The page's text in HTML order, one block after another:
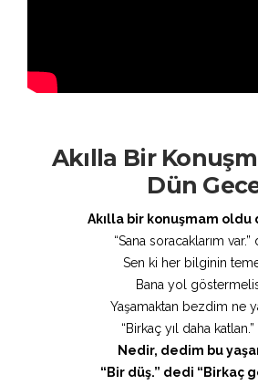
Akılla Bir
Dün
Akılla bir konuşmam oldu
“Sana soracaklarım var.”
Sen ki her bilginin
Bana yol
Yaşamaktan bezdim ne
“Birkaç yıl daha katlan.”
Nedir, dedim bu
“Bir düş.” dedi “Birkaç